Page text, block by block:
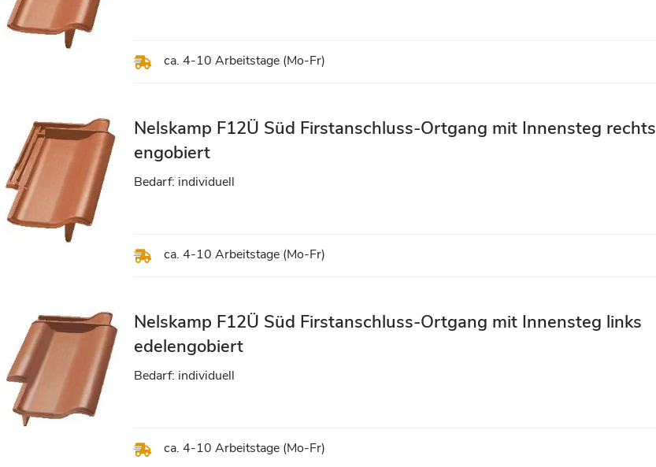
ca. 4-10 Arbeitstage (Mo-Fr)
Nelskamp F12Ü Süd Firstanschluss-Ortgang mit Innensteg rechts
engobiert
ca. 4-10 Arbeitstage (Mo-Fr)
Bedarf: individuell
Nelskamp F12Ü Süd Firstanschluss-Ortgang mit Innensteg links
edelengobiert
ca. 4-10 Arbeitstage (Mo-Fr)
Bedarf: individuell